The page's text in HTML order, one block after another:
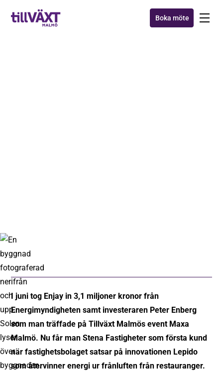
Boka möte
I juni tog Enjay in 3,1 miljoner kronor från
Energimyndigheten samt investeraren Peter Enberg
som man träffade på Tillväxt Malmös event Maxa
Malmö. Nu får man Stena Fastigheter som första kund
när fastighetsbolaget satsar på innovationen Lepido
som återvinner energi ur frånluften från restauranger.